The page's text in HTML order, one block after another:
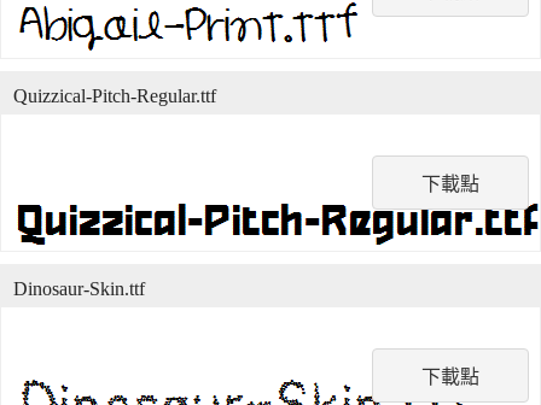
下載點
Quizzical-Pitch-Regular.ttf
下載點
Dinosaur-Skin.ttf